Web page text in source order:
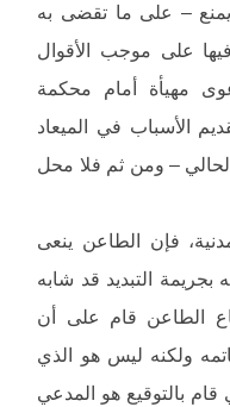
– على ما تقضى به
فيها على موجب الأقوال
مهيأة أمام محكمة
الأسباب في الميعاد
– ومن ثم فلا محل
فإن الطاعن ينعى
بجريمة التبديد قد شابه
الطاعن قام على أن
ولكنه ليس هو الذي
بالتوقيع هو المدعي